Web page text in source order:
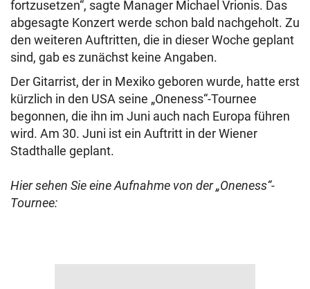
fortzusetzen“, sagte Manager Michael Vrionis. Das
abgesagte Konzert werde schon bald nachgeholt. Zu
den weiteren Auftritten, die in dieser Woche geplant
sind, gab es zunächst keine Angaben.
Der Gitarrist, der in Mexiko geboren wurde, hatte erst
kürzlich in den USA seine „Oneness“-Tournee
begonnen, die ihn im Juni auch nach Europa führen
wird. Am 30. Juni ist ein Auftritt in der Wiener
Stadthalle geplant.
Hier sehen Sie eine Aufnahme von der „Oneness“-
Tournee: